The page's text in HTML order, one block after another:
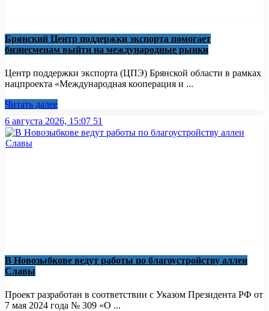
Брянский Центр поддержки экспорта помогает
бизнесменам выйти на международные рынки
Центр поддержки экспорта (ЦПЭ) Брянской области в рамках
нацпроекта «Международная кооперация и ...
Читать далее
6 августа 2026, 15:07 51
В Новозыбкове ведут работы по благоустройству аллеи
Славы
Проект разработан в соответствии с Указом Президента РФ от
7 мая 2024 года № 309 «О ...